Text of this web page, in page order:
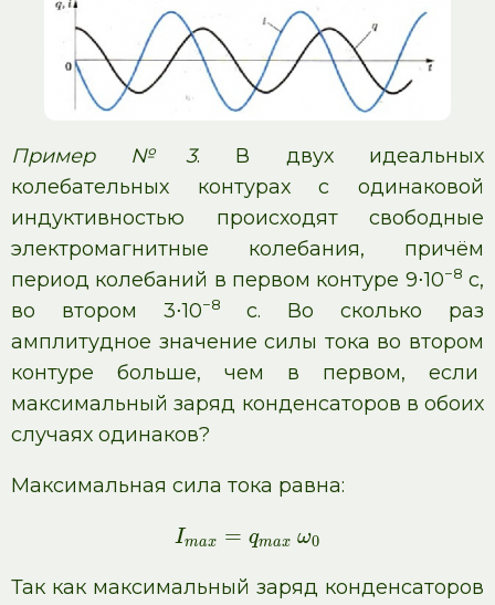
Пример №3. В двух идеальных
колебательных контурах с одинаковой
индуктивностью происходят свободные
электромагнитные колебания, причём
период колебаний в первом контуре 9⋅10−8 с,
во втором 3⋅10−8 с. Во сколько раз
амплитудное значение силы тока во втором
контуре больше, чем в первом, если
максимальный заряд конденсаторов в обоих
случаях одинаков?
Максимальная сила тока равна:
Imax = qmax ω0
Так как максимальный заряд конденсаторов